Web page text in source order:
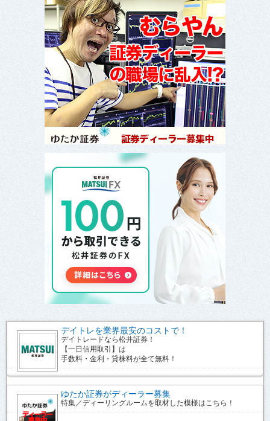
デイトレを業界最安のコストで！
デイトレードなら松井証券！
【一日信用取引】は
手数料・金利・貸株料が全て無料！
ゆたか証券がディーラー募集
特集／ディーリングルームを取材した模様はこちら！